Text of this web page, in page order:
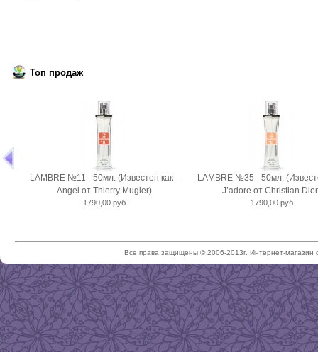
Топ продаж
LAMBRE №11 - 50мл. (Известен как -
Angel от Thierry Mugler)
1790,00 руб
LAMBRE №35 - 50мл.
J’adore от Christian
1790,00 руб
Все права защищены © 2006-2013г. Интернет-магазин